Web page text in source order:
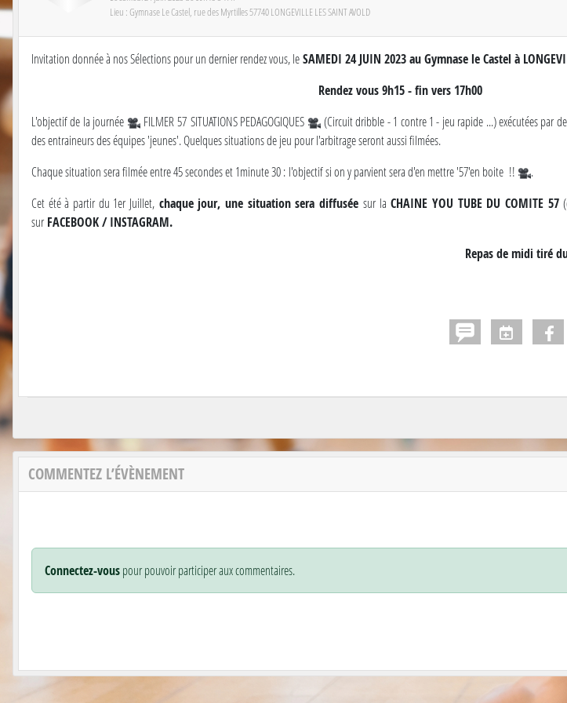
Lieu :Gymnase Le Castel, rue des Myrtilles57740LONGEVILLE LES SAINT AVOLD
Invitation donnée à nos Sélections pour un dernier rendez vous, leSAMEDI 24 JUIN 2023 au Gymnase le Castel à
Rendez vous 9h15 - fin vers 17h00
L'objectif de la journée FILMER 57 SITUATIONS PEDAGOGIQUES
(Circuit dribble - 1 contre 1 - jeu rapide ...) exécutées par
des entraineurs des équipes 'jeunes'. Quelques situations de jeu pour l'arbitrage seront aussi filmées.
Chaque situation sera filmée entre 45 secondes et 1minute 30 : l'objectif si on y parvient sera d'en mettre '57'en boite !!
.
Cet été à partir du 1er Juillet, chaque jour, une situation sera diffusée sur laCHAINE YOU TUBE DU COMITE 57
surFACEBOOK / INSTAGRAM.
Repas de midi tiré
COMMENTEZ L’ÉVÈNEMENT
Connectez-vouspour pouvoir participer aux commentaires.